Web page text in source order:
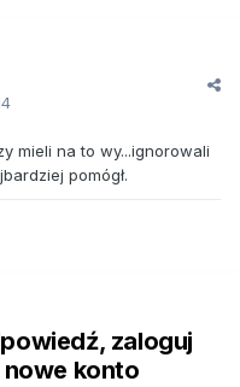
mieli na to wy...ignorowali
pomógł.
zaloguj
nowe konto